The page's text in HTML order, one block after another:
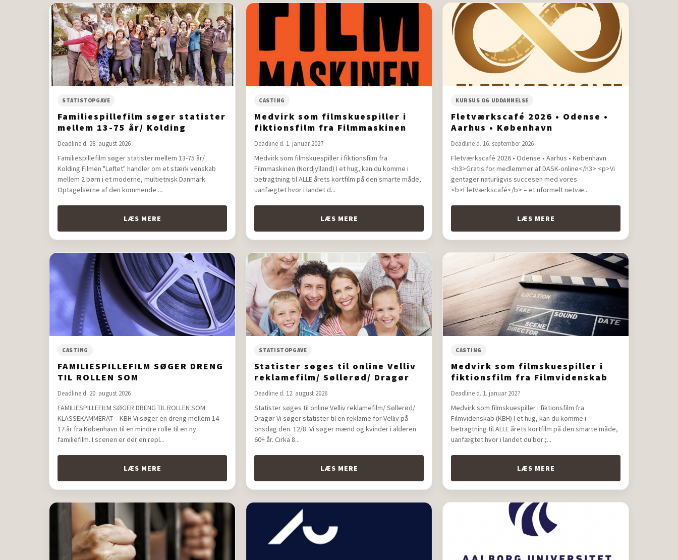
STATISTOPGAVE
Familiespillefilm søger statister
mellem 13-75 år/ Kolding
Deadline d. 28. august 2026
Familiespillefilm søger statister mellem 13-75 år/
Kolding Filmen "Løftet" handler om et stærk venskab
mellem 2 børn i et moderne, multietnisk Danmark
Optagelserne af den kommende ...
LÆS MERE
CASTING
Medvirk som filmskuespiller i
fiktionsfilm fra Filmmaskinen
(Nordjylland)
Deadline d. 1. januar 2027
Medvirk som filmskuespiller i fiktionsfilm fra
Filmmaskinen (Nordjylland) I et hug, kan du komme i
betragtning til ALLE årets kortfilm på den smarte måde,
uanfægtet hvor i landet d...
LÆS MERE
KURSUS OG UDDANNELSE
Fletværkscafé 2026 • Odense •
Aarhus • København
Deadline d. 16. september 2026
Fletværkscafé 2026 • Odense • Aarhus • København
<h3>Gratis for medlemmer af DASK-online</h3> <p>Vi
gentager naturligvis succesen med vores
<b>Fletværkscafé</b> – et uformelt netvæ...
LÆS MERE
CASTING
FAMILIESPILLEFILM SØGER DRENG
TIL ROLLEN SOM
KLASSEKAMMERAT – KBH
Deadline d. 20. august 2026
FAMILIESPILLEFILM SØGER DRENG TIL ROLLEN SOM
KLASSEKAMMERAT – KBH Vi søger en dreng mellem 14-
17 år fra København til en mindre rolle til en ny
familiefilm. I scenen er der en repl...
LÆS MERE
STATISTOPGAVE
Statister søges til online Velliv
reklamefilm/ Søllerød/ Dragør
Deadline d. 12. august 2026
Statister søges til online Velliv reklamefilm/ Søllerød/
Dragør Vi søger statister til en reklame for Velliv på
onsdag den. 12/8. Vi søger mænd og kvinder i alderen
60+ år. Cirka 8...
LÆS MERE
CASTING
Medvirk som filmskuespiller i
fiktionsfilm fra Filmvidenskab
(KBH)
Deadline d. 1. januar 2027
Medvirk som filmskuespiller i fiktionsfilm fra
Filmvidenskab (KBH) I et hug, kan du komme i
betragtning til ALLE årets kortfilm på den smarte måde,
uanfægtet hvor i landet du bor ;...
LÆS MERE